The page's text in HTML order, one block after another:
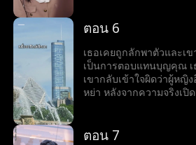
ตอน 6
เธอเคยถูกลักพาตัวและเ
เป็นการตอบแทนบุญคุณ เ
เขากลับเข้าใจผิดว่าผู้หญิ
หย่า หลังจากความจริงเปิ
ตอน 7